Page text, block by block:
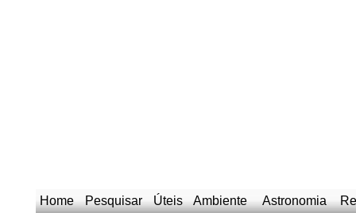
Home Pesquisar Úteis Ambiente Astronomia